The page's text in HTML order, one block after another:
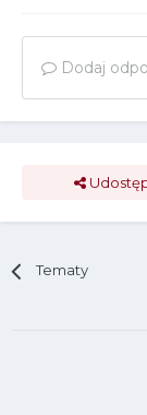
Dodaj
Tematy